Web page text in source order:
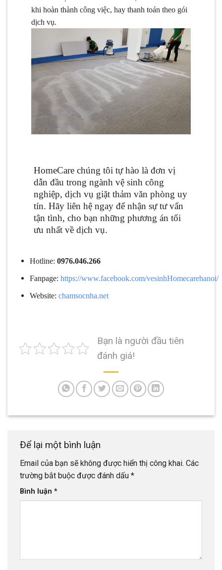
khi hoàn thành công việc, hay thanh toán theo gói
dịch vụ.
HomeCare chúng tôi tự hào là đơn vị
dẫn đầu trong ngành vệ sinh công
nghiệp, dịch vụ giặt thảm văn phòng uy
tín. Hãy liên hệ ngay để nhận sự tư vấn
tận tình, cho bạn những phương án tối
ưu nhất về dịch vụ.
Hotline: 0976.046.266
Fanpage: https://www.facebook.com/vesinhHomecarehanoi/
Website: chamsocnha.net
Bạn là người đầu tiên
đánh giá!
Để lại một bình luận
Email của bạn sẽ không được hiển thị công khai. Các
trường bắt buộc được đánh dấu *
Bình luận *